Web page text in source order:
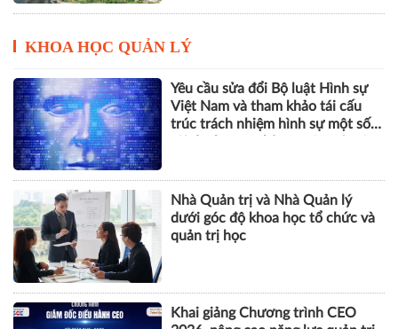
Vinhomes báo lãi kỷ lục hơn
KHOA HỌC QUẢN LÝ
Yêu cầu sửa đổi Bộ luật Hình sự
Việt Nam và tham khảo tái cấu
trúc trách nhiệm hình sự một số
Nhà Quản trị và Nhà Quản lý